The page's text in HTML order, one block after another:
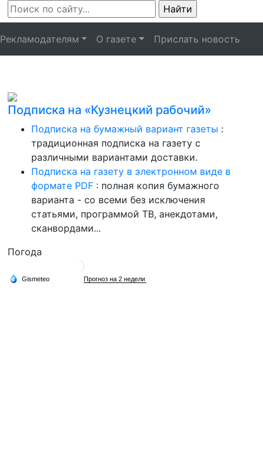
Рекламодателям О газете
Прислать новость
Подписка на «Кузнецкий рабочий»
Подписка на бумажный вариант газеты :
традиционная подписка на газету с
различными вариантами доставки.
Подписка на газету в электронном виде в
формате PDF : полная копия бумажного
варианта - со всеми без исключения
статьями, программой ТВ, анекдотами,
сканвордами...
Погода